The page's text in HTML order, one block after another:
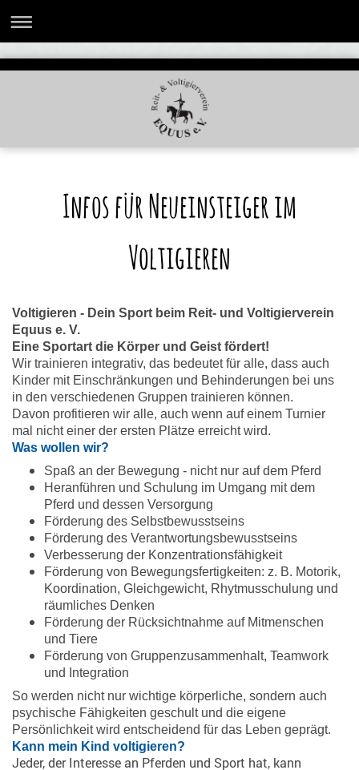
Infos für Neueinsteiger im
Voltigieren
Voltigieren - Dein Sport beim Reit- und Voltigierverein
Equus e. V.
Eine Sportart die Körper und Geist fördert!
Wir trainieren integrativ, das bedeutet für alle, dass auch
Kinder mit Einschränkungen und Behinderungen bei uns
in den verschiedenen Gruppen trainieren können.
Davon profitieren wir alle, auch wenn auf einem Turnier
mal nicht einer der ersten Plätze erreicht wird.
Was wollen wir?
Spaß an der Bewegung - nicht nur auf dem Pferd
Heranführen und Schulung im Umgang mit dem
Pferd und dessen Versorgung
Förderung des Selbstbewusstseins
Förderung des Verantwortungsbewusstseins
Verbesserung der Konzentrationsfähigkeit
Förderung von Bewegungsfertigkeiten: z. B. Motorik,
Koordination, Gleichgewicht, Rhytmusschulung und
räumliches Denken
Förderung der Rücksichtnahme auf Mitmenschen
und Tiere
Förderung von Gruppenzusammenhalt, Teamwork
und Integration
So werden nicht nur wichtige körperliche, sondern auch
psychische Fähigkeiten geschult und die eigene
Persönlichkeit wird entscheidend für das Leben geprägt.
Kann mein Kind voltigieren?
Jeder, der Interesse an Pferden und Sport hat, kann